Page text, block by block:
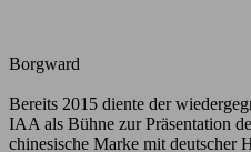
Borgward
Bereits 2015 diente der
IAA als Bühne zur Präsentation
chinesische Marke mit